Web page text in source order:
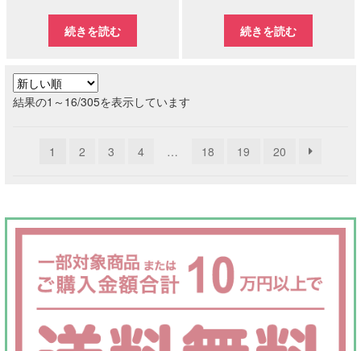
の
価
格
は
¥50,000
た。
在
の
格
す。
続きを読む
の
価
¥25,000
た。
在
の
は
す。
続きを読む
結果の1～16/305を表示しています新
1 2 3 4 … 18 19 20